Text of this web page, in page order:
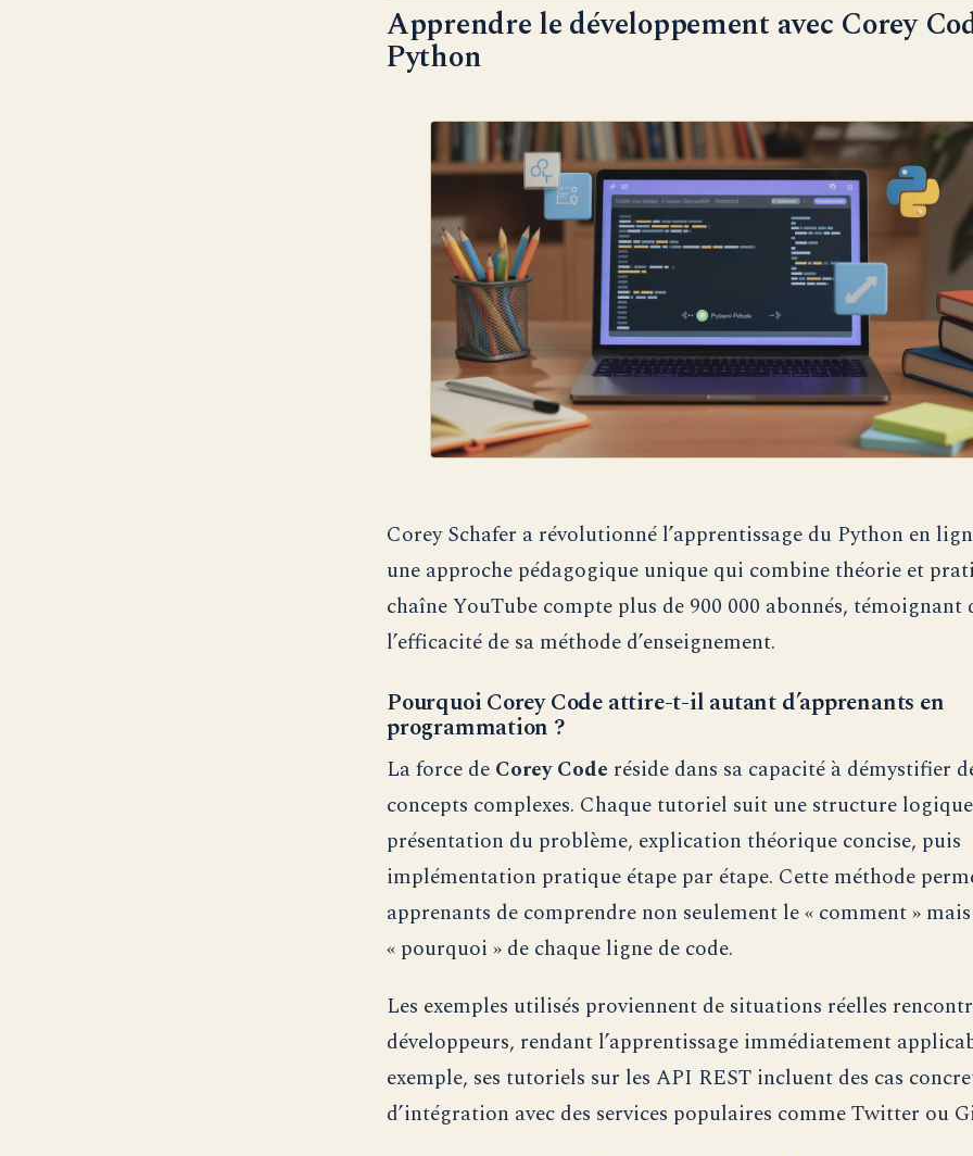
Apprendre le développement avec Corey
Python
Corey Schafer a révolutionné l’apprentissage du Python en
une approche pédagogique unique qui combine théorie et
chaîne YouTube compte plus de 900 000 abonnés, témoignant
l’efficacité de sa méthode d’enseignement.
Pourquoi Corey Code attire-t-il autant d’apprenants en
programmation ?
La force de Corey Code réside dans sa capacité à démystifier
concepts complexes. Chaque tutoriel suit une structure
présentation du problème, explication théorique concise, puis
implémentation pratique étape par étape. Cette méthode
apprenants de comprendre non seulement le « comment »
« pourquoi » de chaque ligne de code.
Les exemples utilisés proviennent de situations réelles
développeurs, rendant l’apprentissage immédiatement
exemple, ses tutoriels sur les API REST incluent des cas
d’intégration avec des services populaires comme Twitter ou